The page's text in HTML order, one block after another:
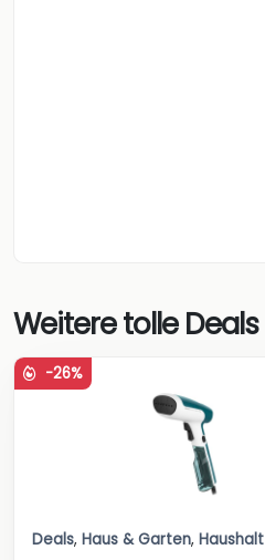
Weitere tolle Deals
-26%
Deals, Haus & Garten, Haushalt